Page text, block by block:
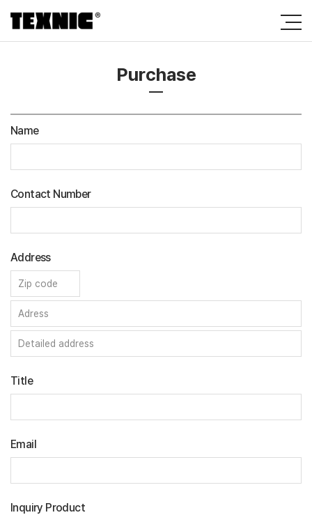
Purchase
Name
Contact Number
Address
Title
Email
Inquiry Product